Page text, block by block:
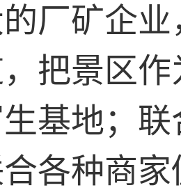
厂矿企
把景区
基地；
各种商